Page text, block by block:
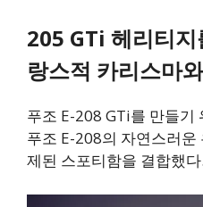
205 GTi 헤리티
랑스적 카리스마
푸조 E-208 GTi를 만들기
푸조 E-208의 자연스러운
제된 스포티함을 결합했다.